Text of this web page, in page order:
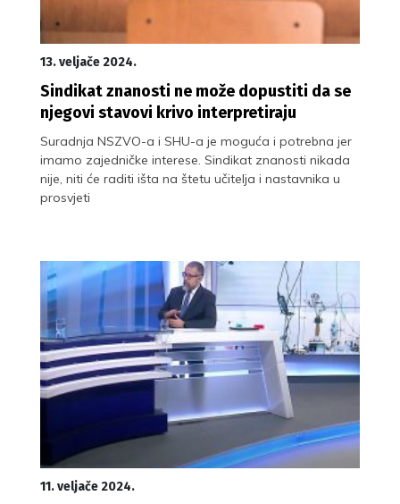
13. veljače 2024.
Sindikat znanosti ne može dopustiti da se
njegovi stavovi krivo interpretiraju
Suradnja NSZVO-a i SHU-a je moguća i potrebna jer
imamo zajedničke interese. Sindikat znanosti nikada
nije, niti će raditi išta na štetu učitelja i nastavnika u
prosvjeti
11. veljače 2024.